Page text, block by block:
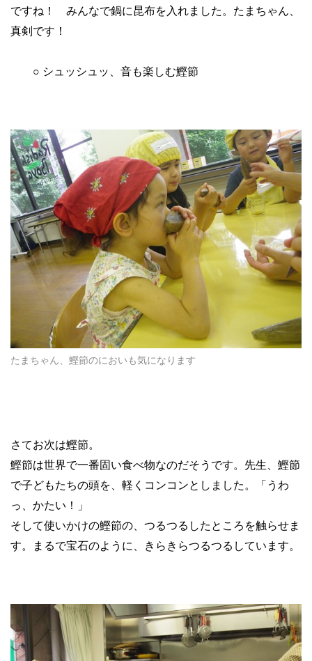
ですね！ みんなで鍋に昆布を入れました。たまちゃん、
真剣です！
○ シュッシュッ、音も楽しむ鰹節
たまちゃん、鰹節のにおいも気になります
さてお次は鰹節。
鰹節は世界で一番固い食べ物なのだそうです。先生、鰹節
で子どもたちの頭を、軽くコンコンとしました。「うわ
っ、かたい！」
そして使いかけの鰹節の、つるつるしたところを触らせま
す。まるで宝石のように、きらきらつるつるしています。